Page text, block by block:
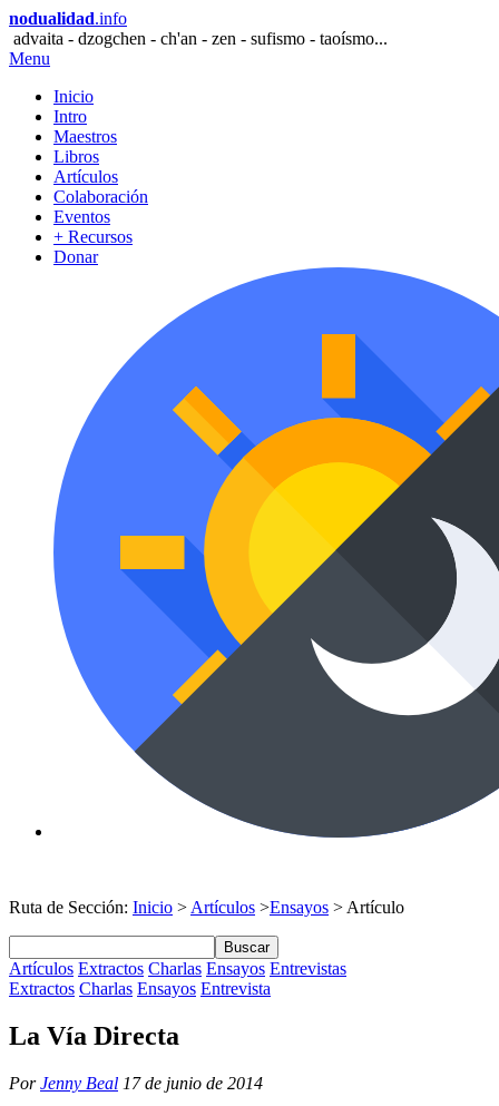
nodualidad.info
advaita - dzogchen - ch'an - zen - sufismo - taoísmo...
Menu
Inicio
Intro
Maestros
Libros
Artículos
Colaboración
Eventos
+ Recursos
Donar
Ruta de Sección: Inicio > Artículos >Ensayos > Artículo
Buscar
Artículos Extractos Charlas Ensayos Entrevistas
Extractos Charlas Ensayos Entrevista
La Vía Directa
PorJenny Beal 17 de junio de 2014